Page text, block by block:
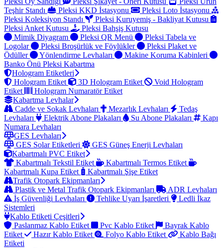
Teşhir Standı
Pleksi KKD İstasyonu
Pleksi Loto İstasyonu
Pleksi Koleksiyon Standı
Pleksi Kuruyemiş - Bakliyat Kutusu
Pleksi Anket Kutusu
Pleksi Bahşiş Kutusu
Mimik Diyagram
Pleksi QR Menü
Pleksi Tabela ve
Logolar
Pleksi Broşürlük ve Föylükler
Pleksi Plaket ve
Ödüller
Yönlendirme Levhaları
Makine Koruma Kabinleri
Banko Önü Pleksi Kabartma
Hologram Etiketleri
Hologram Etiket
3D Hologram Etiket
Void Hologram
Etiket
Hologram Numaratör Etiket
Kabartma Levhalar
Cadde ve Sokak Levhaları
Mezarlık Levhaları
Tedaş
Levhaları
Elektrik Abone Plakaları Su Abone Plakaları
Kapı
Numara Levhaları
GES Levhaları
GES Solar Etiketleri
GES Güneş Enerji Levhaları
Kabartmalı PVC Etiket
Kabartmalı Tekstil Etiket
Kabartmalı Termos Etiket
Kabartmalı Kupa Etiket
Kabartmalı Şişe Etiket
Trafik Otopark Ekipmanları
Plastik ve Metal Trafik Otopark Ekipmanları
ADR Levhaları
İş Güvenliği Levhaları
Tehlike Uyarı İşaretleri
Ledli İkaz
Sistemleri
Kablo Etiketi Çeşitleri
Paslanmaz Kablo Etiket
Pvc Kablo Etiket
Bayrak Kablo
Etiket
Hazır Kablo Etiket Folyo Kablo Etiket
Kablo Bağı
Etiketi